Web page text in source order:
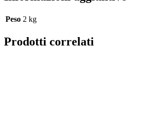
Peso 2 kg
Prodotti correlati